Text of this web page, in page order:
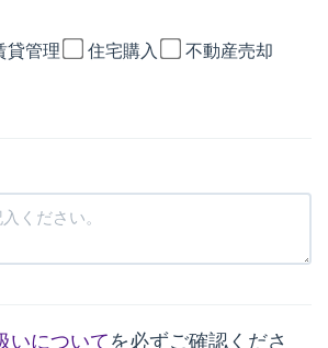
貸管理 住宅購入
不動産売却
いについて を必ずご確認くださ